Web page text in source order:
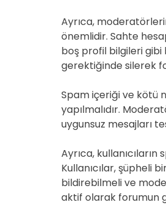
Ayrıca,
önemlidir. Sahte
boş profil bilgileri
gerektiğinde silerek
Spam içeriği ve kötü
yapılmalıdır.
uygunsuz mesajları
Ayrıca,
Kullanıcılar, şüpheli
bildirebilmeli ve
aktif olarak forumun